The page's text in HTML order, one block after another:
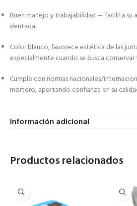
Buen manejo y trabajabilidad — facilita su
dentada.
Color blanco, favorece estética de las
especialmente cuando se busca
Cumple con normas nacionales/
mortero, aportando confianza en su
Información adicional
Productos relacionados